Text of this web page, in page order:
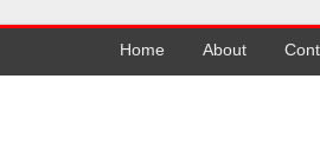
Home About